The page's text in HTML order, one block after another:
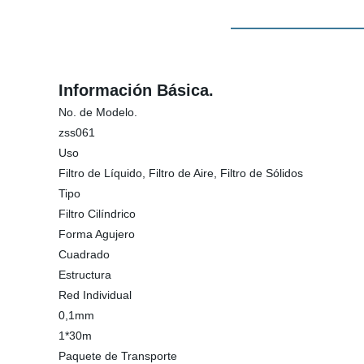
Información Básica.
No. de Modelo.
zss061
Uso
Filtro de Líquido, Filtro de Aire, Filtro de Sólidos
Tipo
Filtro Cilíndrico
Forma Agujero
Cuadrado
Estructura
Red Individual
0,1mm
1*30m
Paquete de Transporte